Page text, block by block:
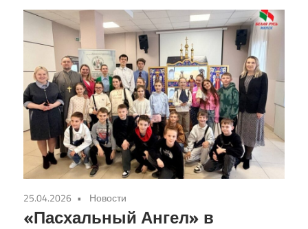
25.04.2026 Новости
«Пасхальный Ангел» в